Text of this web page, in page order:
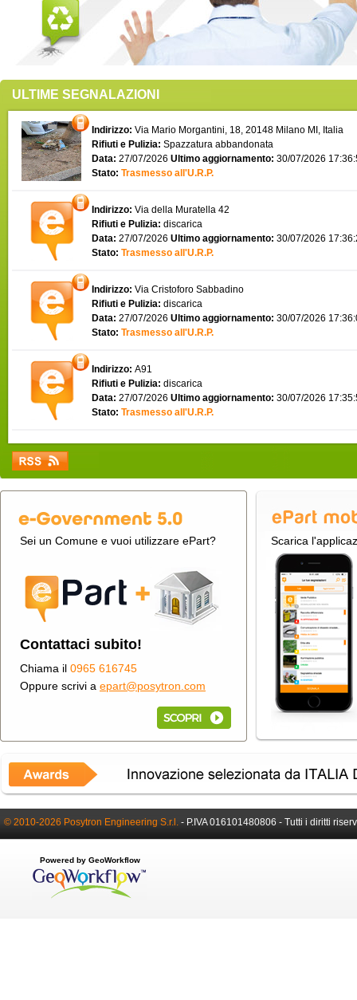
ULTIME SEGNALAZIONI
Indirizzo: Via Mario Morgantini, 18, 20148 Milano MI, Italia
Rifiuti e Pulizia: Spazzatura abbandonata
Data: 27/07/2026 Ultimo aggiornamento: 30/07/2026
Stato: Trasmesso all'U.R.P.
Indirizzo: Via della Muratella 42
Rifiuti e Pulizia: discarica
Data: 27/07/2026 Ultimo aggiornamento: 30/07/2026
Stato: Trasmesso all'U.R.P.
Indirizzo: Via Cristoforo Sabbadino
Rifiuti e Pulizia: discarica
Data: 27/07/2026 Ultimo aggiornamento: 30/07/2026
Stato: Trasmesso all'U.R.P.
Indirizzo: A91
Rifiuti e Pulizia: discarica
Data: 27/07/2026 Ultimo aggiornamento: 30/07/2026
Stato: Trasmesso all'U.R.P.
Sei un Comune e vuoi utilizzare ePart?
Contattaci subito!
Chiama il 0965 616745
Oppure scrivi a epart@posytron.com
Scarica
© 2010-2026 Posytron Engineering S.r.l. - P.IVA 016101480806 - Tutti i diritti
Powered by GeoWorkflow